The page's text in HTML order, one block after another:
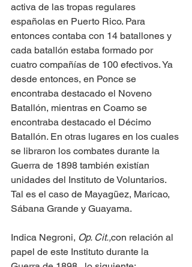
activa de las tropas regulares
españolas en Puerto Rico. Para
entonces contaba con 14 batallones y
cada batallón estaba formado por
cuatro compañías de 100 efectivos. Ya
desde entonces, en Ponce se
encontraba destacado el Noveno
Batallón, mientras en Coamo se
encontraba destacado el Décimo
Batallón. En otras lugares en los cuales
se libraron los combates durante la
Guerra de 1898 también existían
unidades del Instituto de Voluntarios.
Tal es el caso de Mayagüez, Maricao,
Sábana Grande y Guayama.
Indica Negroni, Op. Cit.,con relación al
papel de este Instituto durante la